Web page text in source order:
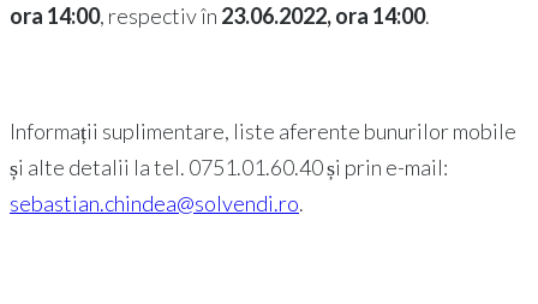
ora 14:00, respectiv în 23.06.2022, ora 14:00.
Informații suplimentare, liste aferente bunurilor mobile
și alte detalii la tel. 0751.01.60.40 și prin e-mail:
sebastian.chindea@solvendi.ro.